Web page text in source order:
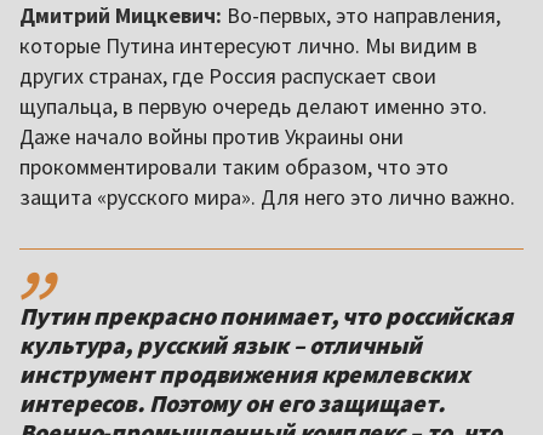
Дмитрий Мицкевич: Во-первых, это направления,
которые Путина интересуют лично. Мы видим в
других странах, где Россия распускает свои
щупальца, в первую очередь делают именно это.
Даже начало войны против Украины они
прокомментировали таким образом, что это
защита «русского мира». Для него это лично важно.
,,
Путин прекрасно понимает, что российская
культура, русский язык – отличный
инструмент продвижения кремлевских
интересов. Поэтому он его защищает.